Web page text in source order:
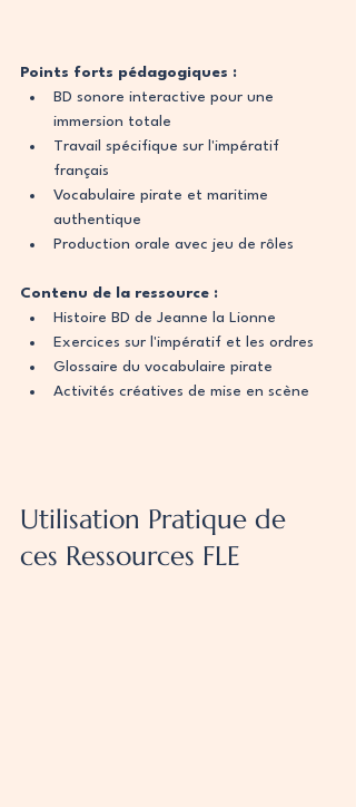
Points forts pédagogiques :
BD sonore interactive pour une
immersion totale
Travail spécifique sur l'impératif
français
Vocabulaire pirate et maritime
authentique
Production orale avec jeu de rôles
Contenu de la ressource :
Histoire BD de Jeanne la Lionne
Exercices sur l'impératif et les ordres
Glossaire du vocabulaire pirate
Activités créatives de mise en scène
Utilisation Pratique de
ces Ressources FLE